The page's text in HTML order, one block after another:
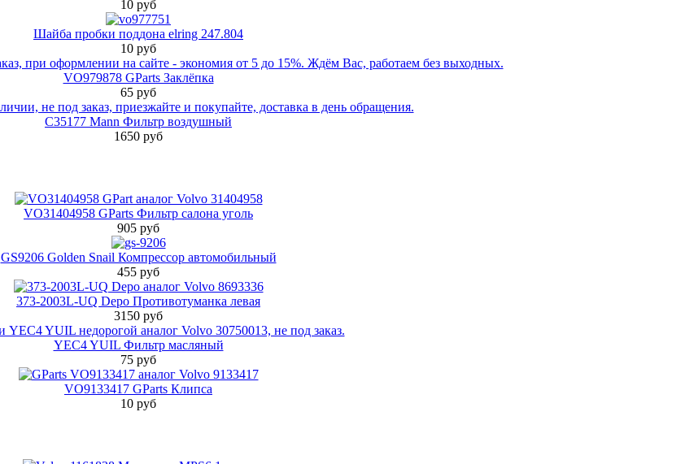
10 руб
Шайба пробки поддона elring 247.804
10 руб
VO979878 GParts Заклёпка
65 руб
C35177 Mann Фильтр воздушный
1650 руб
VO31404958 GParts Фильтр салона уголь
905 руб
GS9206 Golden Snail Компрессор автомобильный
455 руб
373-2003L-UQ Depo Противотуманка левая
3150 руб
YEC4 YUIL Фильтр масляный
75 руб
VO9133417 GParts Клипса
10 руб